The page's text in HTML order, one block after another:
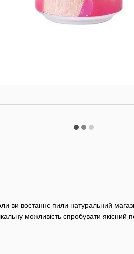
ви востаннє пили натуральний
можливість спробувати